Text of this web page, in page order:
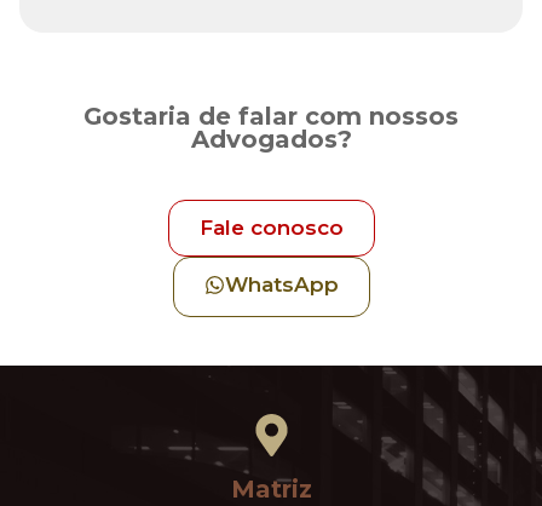
Gostaria de falar com nossos
Advogados?
Fale conosco
WhatsApp
Matriz